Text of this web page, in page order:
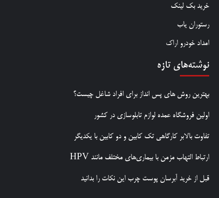
خرید بک لینک
رستوران یاب
امداد خودرو اراک
نوشته‌های تازه
بهترین روش‌ های پس‌ انداز برای افراد شاغل چیست؟
اولین فروشگاه عمده لوازم تابلوسازی در کشور
تفاوت بالابر کارگاهی تک کابین و دو کابین با یکدیگر
ارتباط التهاب مزمن با بیماری‌های مختلف مانند HPV
قبل از خرید آبرسان پوست چرب این نکات را بدانید